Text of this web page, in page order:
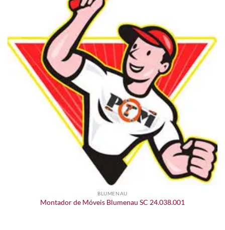
BLUMENAU
Montador de Móveis Blumenau SC 24.038.001